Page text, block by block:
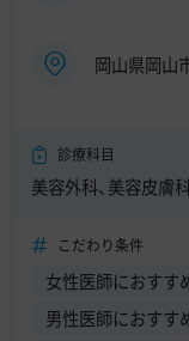
岡山県岡山
診療科目
美容外科、美容皮膚
こだわり条件
女性医師におすす
男性医師におすす